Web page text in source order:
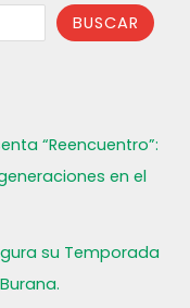
BUSCAR
“Reencuentro”:
en el
su Temporada